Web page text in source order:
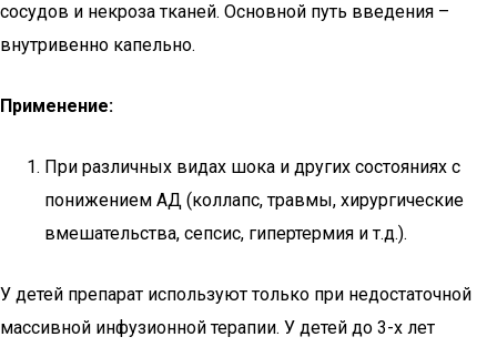
сосудов и некроза тканей. Основной путь введения –
внутривенно капельно.
Применение:
При различных видах шока и других состояниях с
понижением АД (коллапс, травмы, хирургические
вмешательства, сепсис, гипертермия и т.д.).
У детей препарат используют только при недостаточной
массивной инфузионной терапии. У детей до 3-х лет